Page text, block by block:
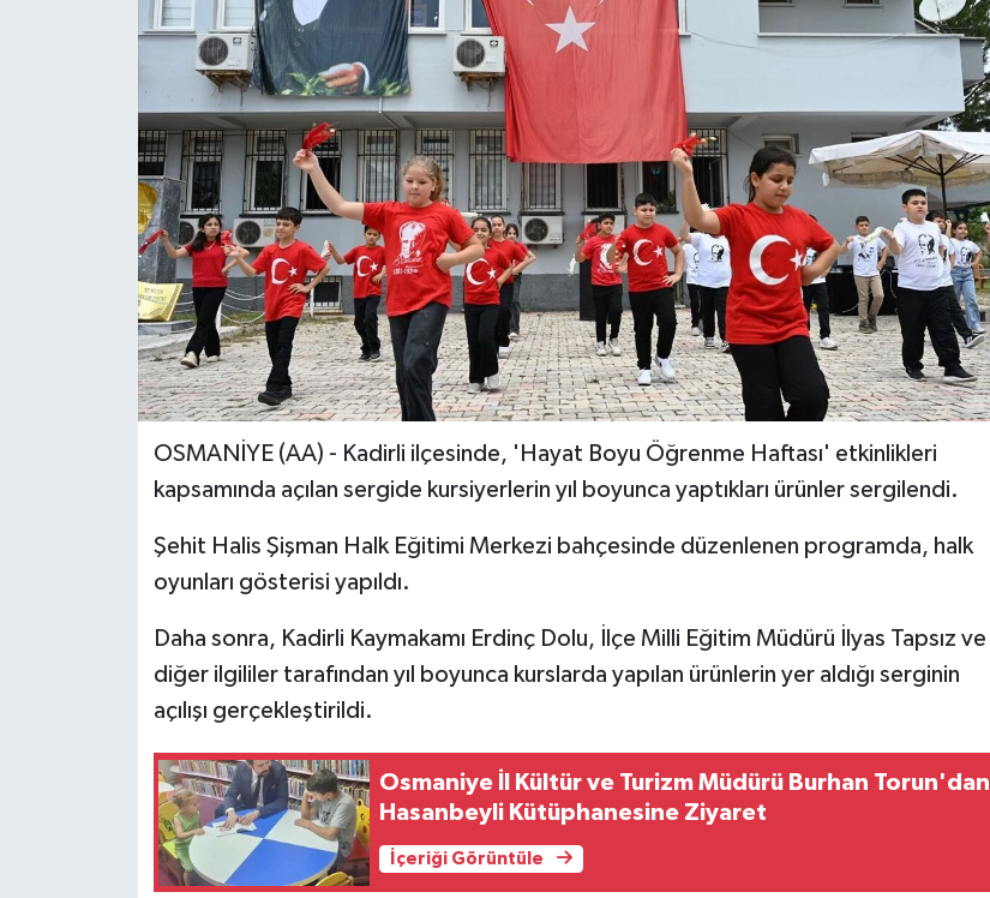
OSMANİYE (AA) - Kadirli ilçesinde, 'Hayat Boyu Öğrenme Haftası' etkinlikleri
kapsamında açılan sergide kursiyerlerin yıl boyunca yaptıkları ürünler sergilendi.
Şehit Halis Şişman Halk Eğitimi Merkezi bahçesinde düzenlenen programda, halk
oyunları gösterisi yapıldı.
Daha sonra, Kadirli Kaymakamı Erdinç Dolu, İlçe Milli Eğitim Müdürü İlyas Tapsız ve
diğer ilgililer tarafından yıl boyunca kurslarda yapılan ürünlerin yer aldığı serginin
açılışı gerçekleştirildi.
Osmaniye İl Kültür ve Turizm Müdürü Burhan Torun'dan
Hasanbeyli Kütüphanesine Ziyaret
İçeriği Görüntüle